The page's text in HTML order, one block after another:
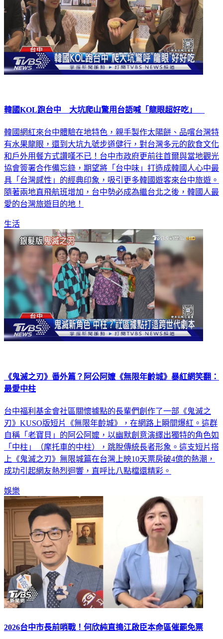
韓國KOL跑台中 大坑爬山驚用台語喊「龍眼超好吃」
韓國網紅來台中體驗在地特色，親手製作太陽餅、品嚐台灣特
有水果龍眼，還到大坑九號步道健行，對台灣多元的飲食文化
和戶外用餐方式讚嘆不已！台中市政府更前往首爾與當地觀光
協會簽署合作備忘錄，期望將「台中味」打造成韓國人心中最
具「台灣感性」的經典印象，吸引更多韓國遊客來台中旅遊。
隨著兩地直飛航班增加，台中勢必成為繼台北之後，韓國人最
愛的台灣旅遊目的地！
生活
《鬼滅之刃》番外篇？阿公阿嬤《無限年齡城》暴紅網笑翻：
最愛中柱
台中福利基金會社區關懷據點的長輩們創作了一部《鬼滅之
刃》KUSO版短片《無限年齡城》，在網路上瞬間爆紅。這群
自稱「老寶貝」的阿公阿嬤，以幽默創意演繹出獨特的角色如
「中柱」（摩托車的中柱），跳脫傳統長者形象。這支短片搭
上《鬼滅之刃》無限城篇在台灣上映10天票房破4億的熱潮，
成功引起網友熱烈迴響，直呼比八點檔還精彩。
娛樂
2026台中市長前哨戰！何欣純直搗江啟臣本命區催罷免票